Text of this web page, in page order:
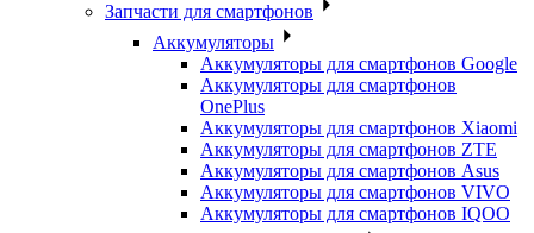
Запчасти для смартфонов
Аккумуляторы
Аккумуляторы для смартфонов Google
Аккумуляторы для смартфонов
OnePlus
Аккумуляторы для смартфонов Xiaomi
Аккумуляторы для смартфонов ZTE
Аккумуляторы для cмартфонов Asus
Аккумуляторы для смартфонов VIVO
Аккумуляторы для смартфонов IQOO